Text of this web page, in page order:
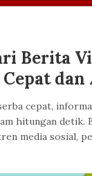
Berita
cepat,
hitungan detik.
media sosial,